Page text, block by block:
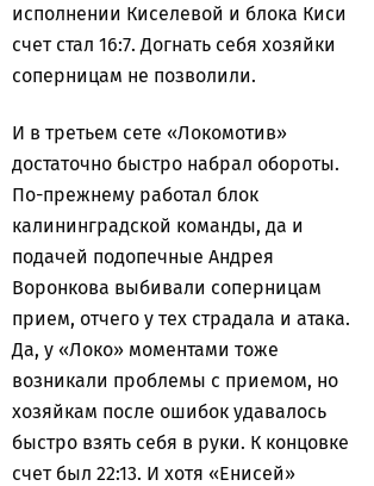
исполнении Киселевой и блока Киси
счет стал 16:7. Догнать себя хозяйки
соперницам не позволили.
И в третьем сете «Локомотив»
достаточно быстро набрал обороты.
По-прежнему работал блок
калининградской команды, да и
подачей подопечные Андрея
Воронкова выбивали соперницам
прием, отчего у тех страдала и атака.
Да, у «Локо» моментами тоже
возникали проблемы с приемом, но
хозяйкам после ошибок удавалось
быстро взять себя в руки. К концовке
счет был 22:13. И хотя «Енисей»